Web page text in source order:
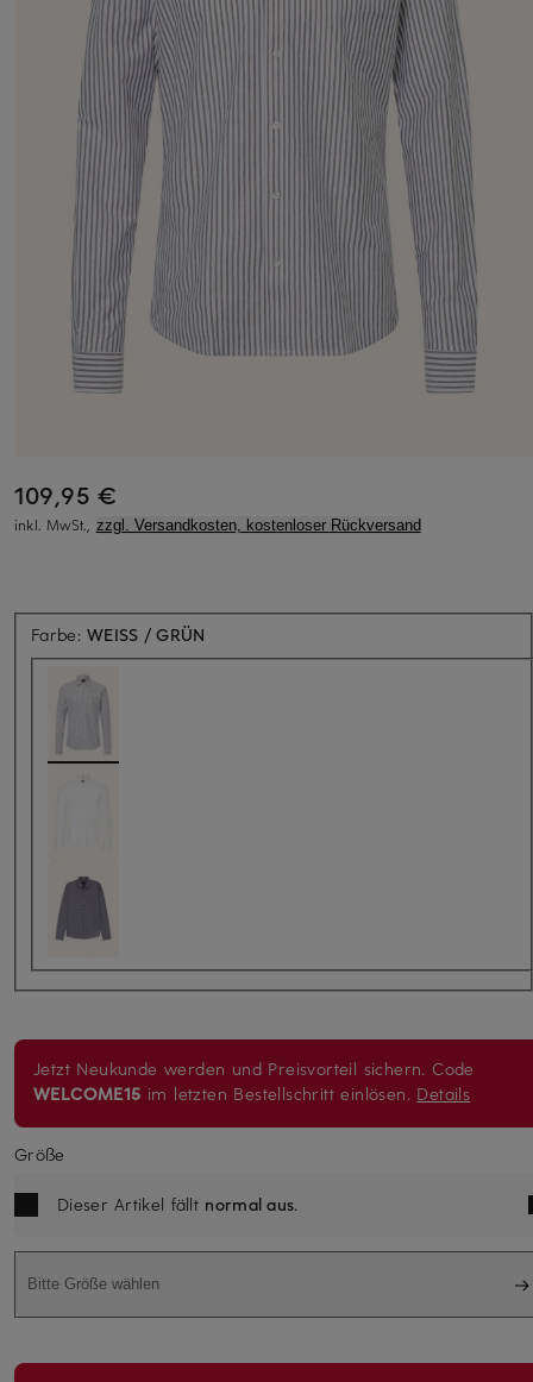
109,95 €
inkl. MwSt., zzgl. Versandkosten, kostenloser Rückversand
Farbe:WEISS / GRÜN
Jetzt Neukunde werden und Preisvorteil sichern. Code
WELCOME15 im letzten Bestellschritt einlösen. Details
Größe
Dieser Artikel fällt normal aus.
Bitte Größe wählen